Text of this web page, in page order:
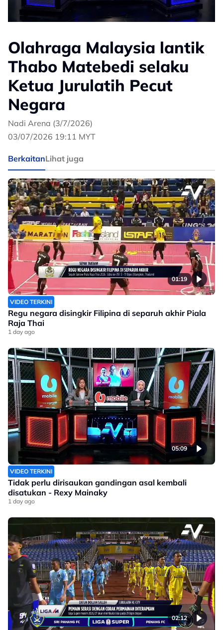
Olahraga Malaysia lantik
Thabo Matebedi selaku
Ketua Jurulatih Pecut
Negara
Nadi Arena (3/7/2026)
03/07/2026 19:11 MYT
BerkaitanLihat juga
01:19
VIDEO TERKINI
Regu negara disingkir Filipina di separuh akhir Piala
Raja Thai
1 day ago
05:09
VIDEO TERKINI
Tidak perlu dirisaukan gandingan asal kembali
disatukan - Rexy Mainaky
1 day ago
02:12